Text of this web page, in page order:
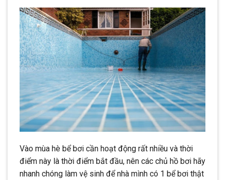
Vào mùa hè bể bơi cần hoạt động rất nhiều và thời
điểm này là thời điểm bắt đầu, nên các chủ hồ bơi hãy
nhanh chóng làm vệ sinh để nhà mình có 1 bể bơi thật